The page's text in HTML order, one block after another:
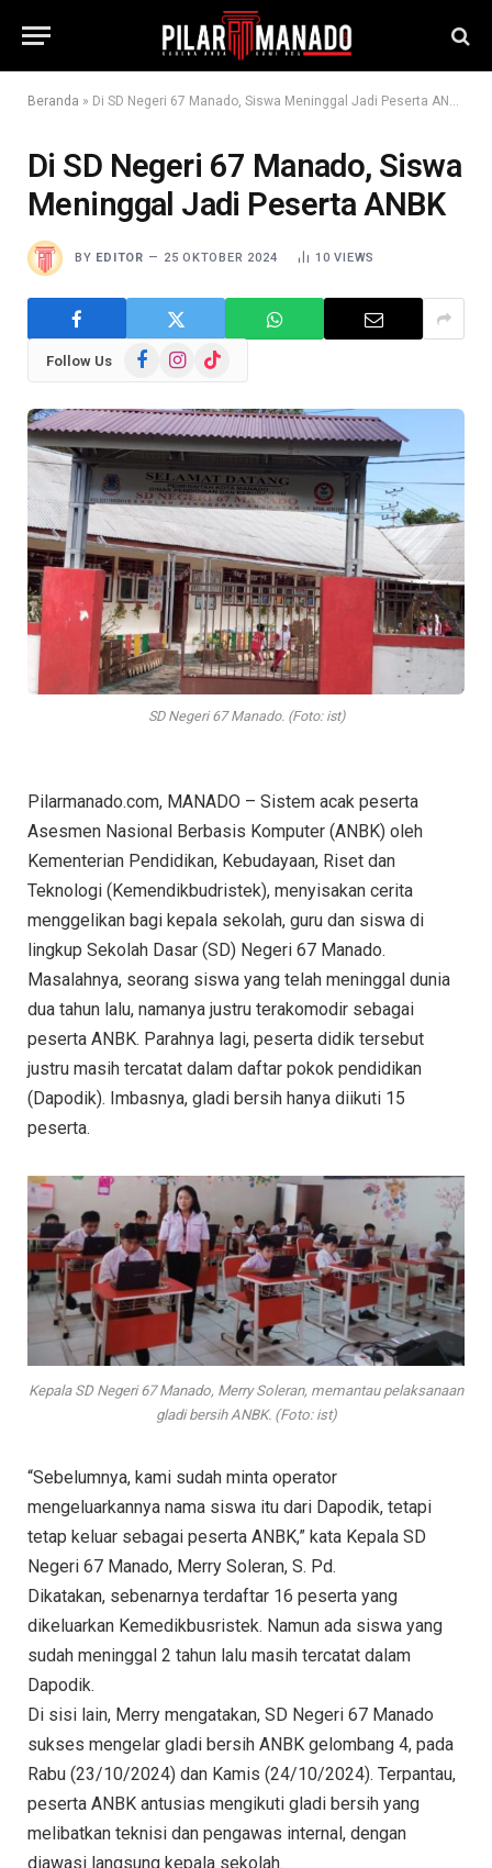
Beranda » Di SD Negeri 67 Manado, Siswa Meninggal Jadi Peserta ANBK
Di SD Negeri 67 Manado, Siswa
Meninggal Jadi Peserta ANBK
BY EDITOR 25 OKTOBER 2024 10VIEWS
Follow Us FacebookInstagram
TikTok
SD Negeri 67 Manado. (Foto: ist)
Pilarmanado.com, MANADO – Sistem acak peserta
Asesmen Nasional Berbasis Komputer (ANBK) oleh
Kementerian Pendidikan, Kebudayaan, Riset dan
Teknologi (Kemendikbudristek), menyisakan cerita
menggelikan bagi kepala sekolah, guru dan siswa di
lingkup Sekolah Dasar (SD) Negeri 67 Manado.
Masalahnya, seorang siswa yang telah meninggal dunia
dua tahun lalu, namanya justru terakomodir sebagai
peserta ANBK. Parahnya lagi, peserta didik tersebut
justru masih tercatat dalam daftar pokok pendidikan
(Dapodik). Imbasnya, gladi bersih hanya diikuti 15
peserta.
Kepala SD Negeri 67 Manado, Merry Soleran, memantau pelaksanaan
gladi bersih ANBK. (Foto: ist)
“Sebelumnya, kami sudah minta operator
mengeluarkannya nama siswa itu dari Dapodik, tetapi
tetap keluar sebagai peserta ANBK,” kata Kepala SD
Negeri 67 Manado, Merry Soleran, S. Pd.
Dikatakan, sebenarnya terdaftar 16 peserta yang
dikeluarkan Kemedikbusristek. Namun ada siswa yang
sudah meninggal 2 tahun lalu masih tercatat dalam
Dapodik.
Di sisi lain, Merry mengatakan, SD Negeri 67 Manado
sukses mengelar gladi bersih ANBK gelombang 4, pada
Rabu (23/10/2024) dan Kamis (24/10/2024). Terpantau,
peserta ANBK antusias mengikuti gladi bersih yang
melibatkan teknisi dan pengawas internal, dengan
diawasi langsung kepala sekolah.